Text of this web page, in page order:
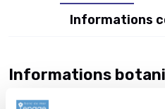
Informations
Informations
Famille : Berberidaceae